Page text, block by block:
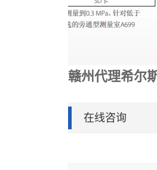
赣州代理希尔
在线咨询